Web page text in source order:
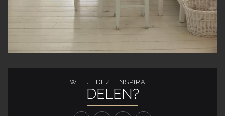
WIL JE DEZE INSPIRATIE
DELEN?